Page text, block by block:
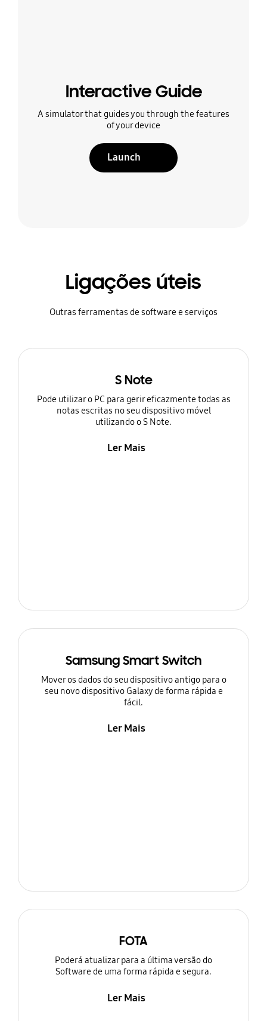
Interactive Guide
A simulator that guides you through the features
of your device
Launch
Ligações úteis
Outras ferramentas de software e serviços
S Note
Pode utilizar o PC para gerir eficazmente todas as
notas escritas no seu dispositivo móvel
utilizando o S Note.
Ler Mais
Samsung Smart Switch
Mover os dados do seu dispositivo antigo para o
seu novo dispositivo Galaxy de forma rápida e
fácil.
Ler Mais
FOTA
Poderá atualizar para a última versão do
Software de uma forma rápida e segura.
Ler Mais